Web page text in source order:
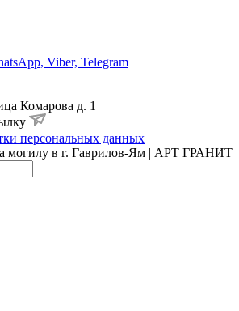
Viber, Telegram
Комарова д. 1
персональных данных
могилу в г. Гаврилов-Ям | АРТ ГРАНИТ